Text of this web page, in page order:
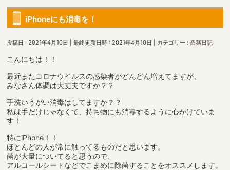
iPhoneにも消毒を！
投稿日 : 2021年4月10日 最終更新日時 : 2021年4月10日 カテゴリー :業務日記
こんにちは！！
最近またコロナウイルスの感染者がどんどん増えてますが、
みなさん体調は大丈夫ですか？？
手洗いうがい消毒はしてますか？？
私は手だけじゃなくて、持ち物にも消毒するように心がけていま
す！
特にiPhone！！
ほとんどの人が常に触ってるものだと思います。
菌が大量についてると思うので、
アルコールシートなどでこまめに除菌することをオススメします。